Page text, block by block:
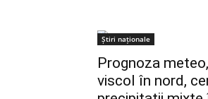
Știri naționale
Prognoza
viscol în nord,